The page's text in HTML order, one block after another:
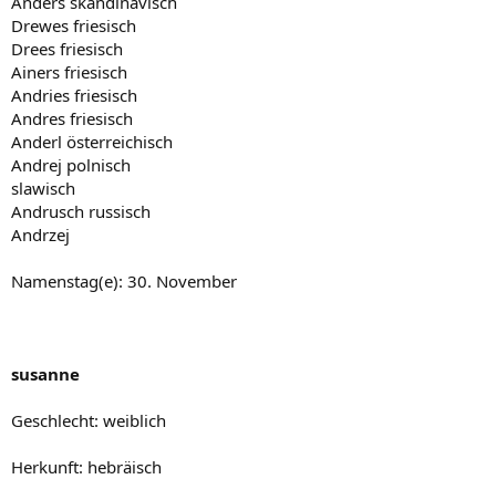
Drewes friesisch
Drees friesisch
Ainers friesisch
Andries friesisch
Andres friesisch
Anderl österreichisch
Andrej polnisch
slawisch
Andrusch russisch
Andrzej
Namenstag(e): 30. November
susanne
Geschlecht: weiblich
Herkunft: hebräisch